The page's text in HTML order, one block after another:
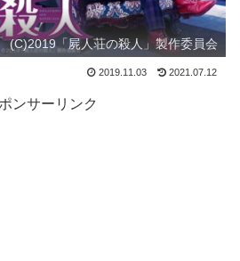
(C)2019「屍人荘の殺人」製作委員会
2019.11.03 2021.07.12
ンサーリンク